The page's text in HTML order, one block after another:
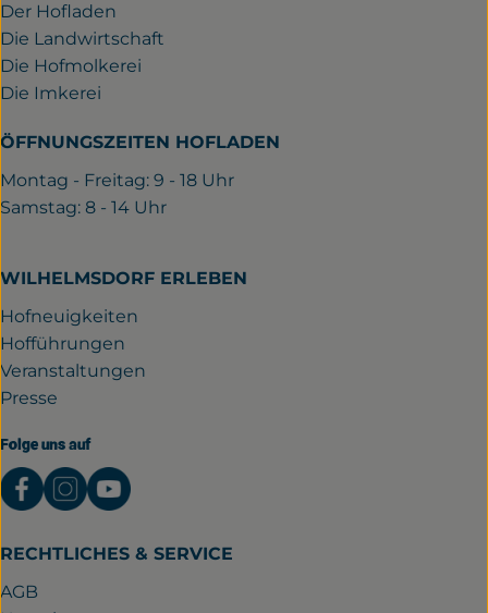
Der Hofladen
Die Landwirtschaft
Die Hofmolkerei
Die Imkerei
ÖFFNUNGSZEITEN HOFLADEN
Montag - Freitag: 9 - 18 Uhr
Samstag: 8 - 14 Uhr
WILHELMSDORF ERLEBEN
Hofneuigkeiten
Hofführungen
Veranstaltungen
Presse
Folge uns auf
Externer Link zu https://www.facebook.com/
Externer Link zu https://
Externer Link zu https://
RECHTLICHES & SERVICE
AGB